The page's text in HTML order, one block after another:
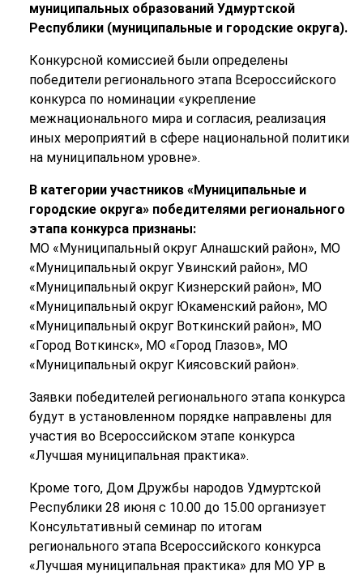
муниципальных образований Удмуртской
Республики (муниципальные и городские округа).
Конкурсной комиссией были определены
победители регионального этапа Всероссийского
конкурса по номинации «укрепление
межнационального мира и согласия, реализация
иных мероприятий в сфере национальной политики
на муниципальном уровне».
В категории участников «Муниципальные и
городские округа» победителями регионального
этапа конкурса признаны:
МО «Муниципальный округ Алнашский район», МО
«Муниципальный округ Увинский район», МО
«Муниципальный округ Кизнерский район», МО
«Муниципальный округ Юкаменский район», МО
«Муниципальный округ Воткинский район», МО
«Город Воткинск», МО «Город Глазов», МО
«Муниципальный округ Киясовский район».
Заявки победителей регионального этапа конкурса
будут в установленном порядке направлены для
участия во Всероссийском этапе конкурса
«Лучшая муниципальная практика».
Кроме того, Дом Дружбы народов Удмуртской
Республики 28 июня с 10.00 до 15.00 организует
Консультативный семинар по итогам
регионального этапа Всероссийского конкурса
«Лучшая муниципальная практика» для МО УР в